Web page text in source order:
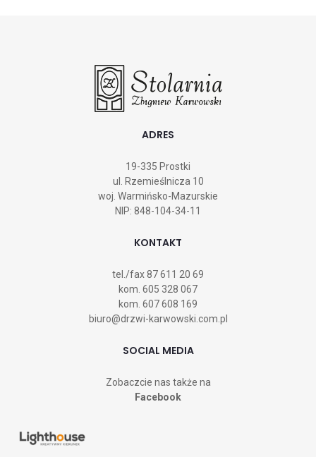
ADRES
19-335 Prostki
ul. Rzemieślnicza 10
woj. Warmińsko-Mazurskie
NIP: 848-104-34-11
KONTAKT
tel./fax87 611 20 69
kom. 605 328 067
kom. 607 608 169
biuro@drzwi-karwowski.com.pl
SOCIAL MEDIA
Zobaczcie nas także na
Facebook